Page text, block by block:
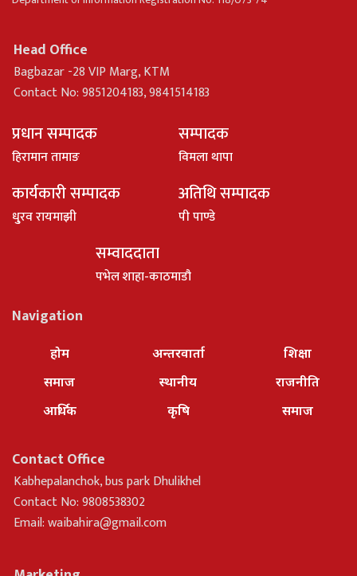
Head Office
Bagbazar -28 VIP Marg, KTM
Contact No: 9851204183, 9841514183
प्रधान सम्पादक
हिरामान तामाङ
सम्पादक
विमला थापा
कार्यकारी सम्पादक
धु्रव रायमाझी
अतिथि सम्पादक
पी पाण्डे
सम्वाददाता
पभेल शाहा-काठमाडौ
Navigation
होम
समाज
आर्थिक
अन्तरवार्ता
स्थानीय
कृषि
शिक्षा
राजनीति
समाज
Contact Office
Kabhepalanchok, bus park Dhulikhel
Contact No: 9808538302
Email:waibahira@gmail.com